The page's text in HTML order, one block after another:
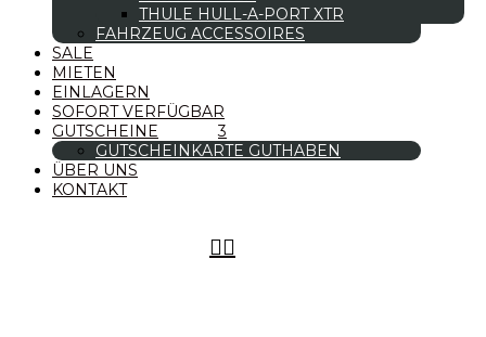
THULE HULL-A-PORT XTR
FAHRZEUG ACCESSOIRES
SALE
MIETEN
EINLAGERN
SOFORT VERFÜGBAR
GUTSCHEINE
GUTSCHEINKARTE GUTHABEN
ÜBER UNS
KONTAKT
